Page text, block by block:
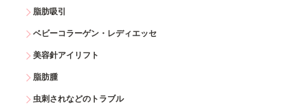
脂肪吸引
ベビーコラーゲン・レディエッセ
美容針アイリフト
脂肪腫
虫刺されなどのトラブル